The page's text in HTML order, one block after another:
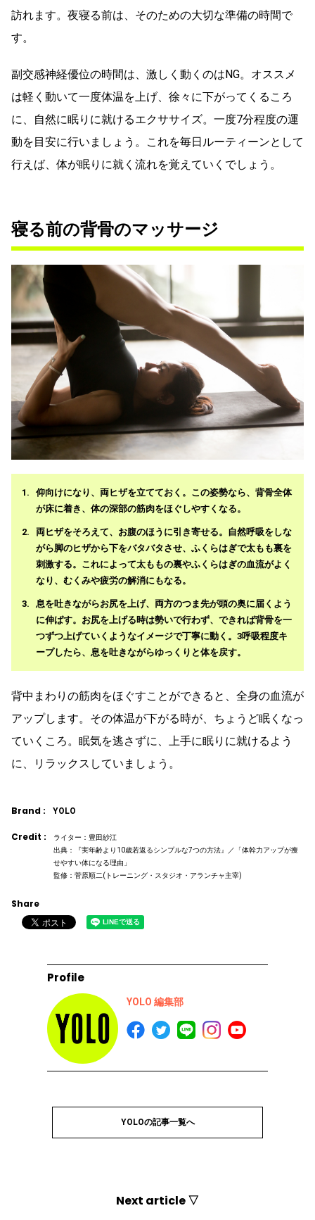
訪れます。夜寝る前は、そのための大切な準備の時間で
す。
副交感神経優位の時間は、激しく動くのはNG。オススメ
は軽く動いて一度体温を上げ、徐々に下がってくるころ
に、自然に眠りに就けるエクササイズ。一度7分程度の運
動を目安に行いましょう。これを毎日ルーティーンとして
行えば、体が眠りに就く流れを覚えていくでしょう。
寝る前の背骨のマッサージ
仰向けになり、両ヒザを立てておく。この姿勢なら、背骨全体
が床に着き、体の深部の筋肉をほぐしやすくなる。
両ヒザをそろえて、お腹のほうに引き寄せる。自然呼吸をしな
がら脚のヒザから下をバタバタさせ、ふくらはぎで太もも裏を
刺激する。これによって太ももの裏やふくらはぎの血流がよく
なり、むくみや疲労の解消にもなる。
息を吐きながらお尻を上げ、両方のつま先が頭の奥に届くよう
に伸ばす。お尻を上げる時は勢いで行わず、できれば背骨を一
つずつ上げていくようなイメージで丁寧に動く。3呼吸程度キ
ープしたら、息を吐きながらゆっくりと体を戻す。
背中まわりの筋肉をほぐすことができると、全身の血流が
アップします。その体温が下がる時が、ちょうど眠くなっ
ていくころ。眠気を逃さずに、上手に眠りに就けるよう
に、リラックスしていましょう。
Brand : YOLO
Credit :
ライター：豊田紗江
出典：『実年齢より10歳若返るシンプルな7つの方法』／「体幹力アップが痩
せやすい体になる理由」
監修：菅原順二(トレーニング・スタジオ・アランチャ主宰)
Share
Profile
YOLO 編集部
YOLOの記事一覧へ
Next article ▽